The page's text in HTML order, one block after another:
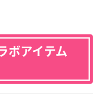
ボアイテム